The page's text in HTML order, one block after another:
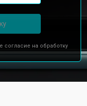
согласие на обработку